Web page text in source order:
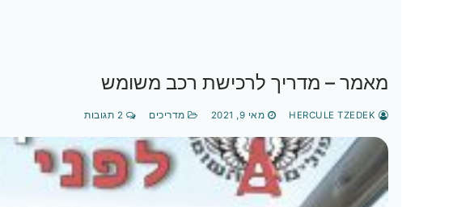
מאמר – מדריך לרכישת רכב משומש
מאי 9, 2021 מדריכים